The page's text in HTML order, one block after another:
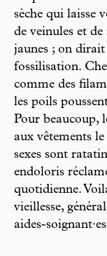
sèche qui laisse
de veinules et
jaunes ; on dirait
fossilisation.
comme des
les poils
Pour beaucoup,
aux vêtements
sexes sont
endoloris
quotidienne.
vieillesse,
aides-